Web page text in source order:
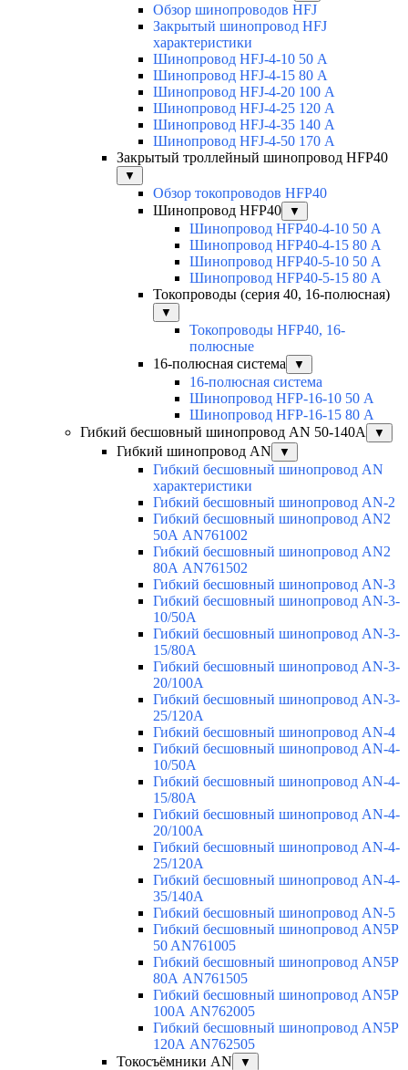
Обзор шинопроводов HFJ
Закрытый шинопровод HFJ
характеристики
Шинопровод HFJ-4-10 50 А
Шинопровод HFJ-4-15 80 А
Шинопровод HFJ-4-20 100 А
Шинопровод HFJ-4-25 120 А
Шинопровод HFJ-4-35 140 А
Шинопровод HFJ-4-50 170 А
Закрытый троллейный шинопровод HFP40
▼
Обзор токопроводов HFP40
Шинопровод HFP40
▼
Шинопровод HFP40-4-10 50 А
Шинопровод HFP40-4-15 80 А
Шинопровод HFP40-5-10 50 А
Шинопровод HFP40-5-15 80 А
Токопроводы (серия 40, 16-полюсная)
▼
Токопроводы HFP40, 16-
полюсные
16-полюсная система
▼
16-полюсная система
Шинопровод HFP-16-10 50 А
Шинопровод HFP-16-15 80 А
Гибкий бесшовный шинопровод AN 50-140А
▼
Гибкий шинопровод AN ▼
Гибкий бесшовный шинопровод AN
характеристики
Гибкий бесшовный шинопровод AN-2
Гибкий бесшовный шинопровод AN2
50А AN761002
Гибкий бесшовный шинопровод AN2
80А AN761502
Гибкий бесшовный шинопровод AN-3
Гибкий бесшовный шинопровод AN-3-
10/50A
Гибкий бесшовный шинопровод AN-3-
15/80A
Гибкий бесшовный шинопровод AN-3-
20/100A
Гибкий бесшовный шинопровод AN-3-
25/120A
Гибкий бесшовный шинопровод AN-4
Гибкий бесшовный шинопровод AN-4-
10/50A
Гибкий бесшовный шинопровод AN-4-
15/80A
Гибкий бесшовный шинопровод AN-4-
20/100A
Гибкий бесшовный шинопровод AN-4-
25/120A
Гибкий бесшовный шинопровод AN-4-
35/140A
Гибкий бесшовный шинопровод AN-5
Гибкий бесшовный шинопровод AN5P
50 AN761005
Гибкий бесшовный шинопровод AN5P
80А AN761505
Гибкий бесшовный шинопровод AN5P
100А AN762005
Гибкий бесшовный шинопровод AN5P
120А AN762505
Токосъёмники AN
▼